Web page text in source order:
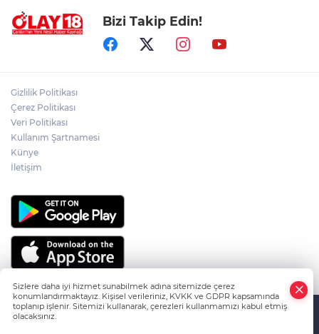
ÖZGÜR ÖZEL VE VELİ AĞBABA
HAKKINDA KRİTİK GELİŞME
CHP İL BAŞKANLIĞI'NA KAMİL AKDOĞAN
Bizi Takip Edin!
Gizlilik Politikası
Çerez Politikası
Veri Politikası
Kullanım Şartnamesi
Künye
İletişim
Sizlere daha iyi hizmet sunabilmek adına sitemizde çerez
konumlandırmaktayız. Kişisel verileriniz, KVKK ve GDPR kapsamında
toplanıp işlenir. Sitemizi kullanarak, çerezleri kullanmamızı kabul etmiş
olacaksınız.